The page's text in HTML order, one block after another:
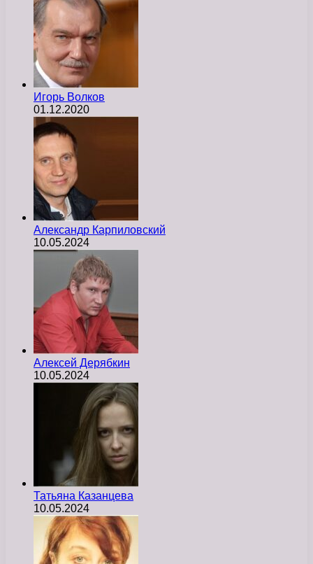
Игорь Волков
01.12.2020
Александр Карпиловский
10.05.2024
Алексей Дерябкин
10.05.2024
Татьяна Казанцева
10.05.2024